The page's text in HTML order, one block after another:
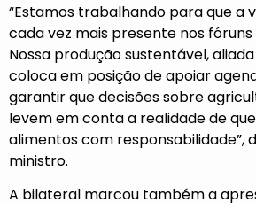
“Estamos trabalhando para que a
cada vez mais presente nos
Nossa produção sustentável,
coloca em posição de apoiar
garantir que decisões sobre
levem em conta a realidade de
alimentos com responsabilidade”,
ministro.
A bilateral marcou também a